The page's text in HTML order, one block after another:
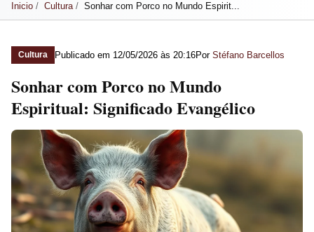
Inicio Cultura Sonhar com Porco no Mundo Espirit...
Cultura Publicado em 12/05/2026 às 20:16Por Stéfano Barcellos
Sonhar com Porco no Mundo
Espiritual: Significado Evangélico